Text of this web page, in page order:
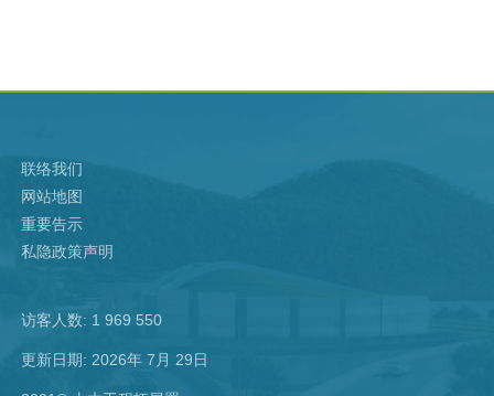
联络我们
网站地图
重要告示
私隐政策声明
访客人数: 1 969 550
更新日期: 2026年 7月 29日